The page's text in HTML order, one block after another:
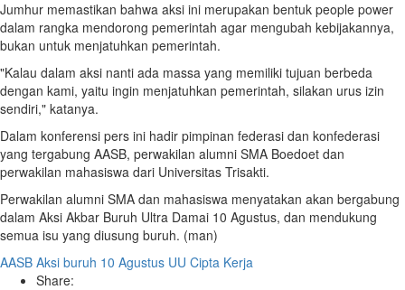
Jumhur memastikan bahwa aksi ini merupakan bentuk people power
dalam rangka mendorong pemerintah agar mengubah kebijakannya,
bukan untuk menjatuhkan pemerintah.
"Kalau dalam aksi nanti ada massa yang memiliki tujuan berbeda
dengan kami, yaitu ingin menjatuhkan pemerintah, silakan urus izin
sendiri," katanya.
Dalam konferensi pers ini hadir pimpinan federasi dan konfederasi
yang tergabung AASB, perwakilan alumni SMA Boedoet dan
perwakilan mahasiswa dari Universitas Trisakti.
Perwakilan alumni SMA dan mahasiswa menyatakan akan bergabung
dalam Aksi Akbar Buruh Ultra Damai 10 Agustus, dan mendukung
semua isu yang diusung buruh. (man)
AASB Aksi buruh 10 Agustus UU Cipta Kerja
Share: